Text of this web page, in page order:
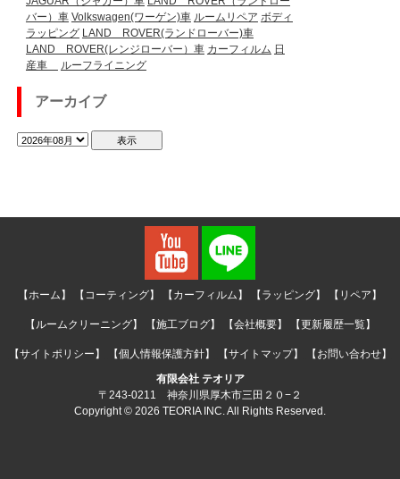
バー）車 Volkswagen(ワーゲン)車 ルームリペア ボディ
ラッピング LAND ROVER(ランドローバー)車
LAND ROVER(レンジローバー）車 カーフィルム 日
産車
ルーフライニング
アーカイブ
【ホーム】 【コーティング】 【カーフィルム】 【ラッピング】 【リペア】
【ルームクリーニング】 【施工ブログ】 【会社概要】 【更新履歴一覧】
【サイトポリシー】 【個人情報保護方針】 【サイトマップ】
【お問い合わせ】
有限会社 テオリア
〒243-0211 神奈川県厚木市三田２０−２
Copyright © 2026 TEORIA INC. All Rights Reserved.